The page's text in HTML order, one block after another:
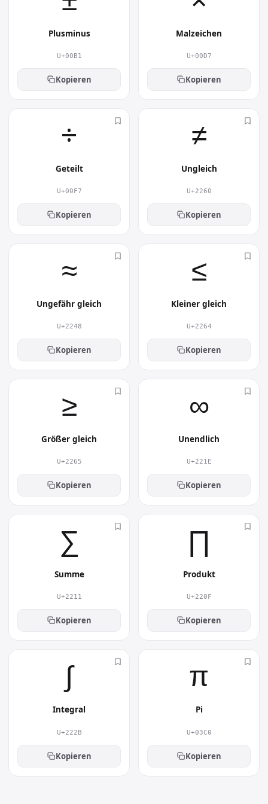
installierten Schriftart korrekt dargestellt.
verwendet?
wissenschaftlichen Texten, Tabellen und
ausdrucksstärker – ganz ohne Bilder oder
Grafiken.
Plusminus
U+00B1
Kopieren
Malzeichen
U+00D7
Kopieren
÷︎
Geteilt
U+00F7
Kopieren
≠︎
Ungleich
U+2260
Kopieren
≈︎
Ungefähr gleich
U+2248
Kopieren
≤︎
Kleiner gleich
U+2264
Kopieren
≥︎
Größer gleich
U+2265
Kopieren
∞︎
Unendlich
U+221E
Kopieren
∑︎
Summe
U+2211
Kopieren
∏︎
Produkt
U+220F
Kopieren
∫︎
Integral
U+222B
Kopieren
π︎
Pi
U+03C0
Kopieren